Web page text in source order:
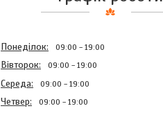
Понеділок 09:00 19:00
Вівторок 09:00 19:00
Середа 09:00 19:00
Четвер 09:00 19:00